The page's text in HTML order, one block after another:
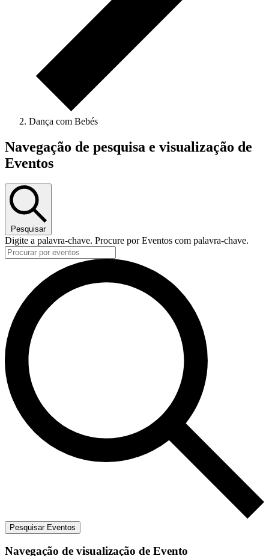
Dança com Bebés
Navegação de pesquisa e visualização de
Eventos
Pesquisar
Digite a palavra-chave. Procure por Eventos com palavra-chave.
Pesquisar Eventos
Navegação de visualização de Evento